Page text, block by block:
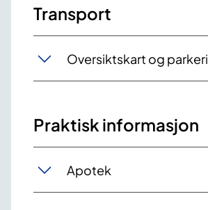
Transport
Oversiktskart og
Praktisk informasjon
Apotek